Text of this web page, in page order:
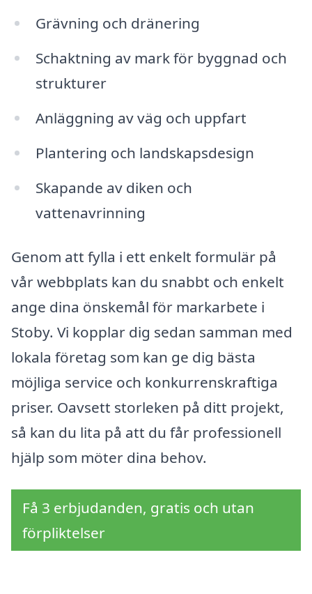
Grävning och dränering
Schaktning av mark för byggnad och
strukturer
Anläggning av väg och uppfart
Plantering och landskapsdesign
Skapande av diken och
vattenavrinning
Genom att fylla i ett enkelt formulär på
vår webbplats kan du snabbt och enkelt
ange dina önskemål för markarbete i
Stoby. Vi kopplar dig sedan samman med
lokala företag som kan ge dig bästa
möjliga service och konkurrenskraftiga
priser. Oavsett storleken på ditt projekt,
så kan du lita på att du får professionell
hjälp som möter dina behov.
Få 3 erbjudanden, gratis och utan
förpliktelser